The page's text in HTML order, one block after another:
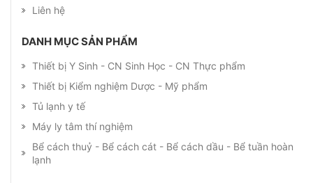
Liên hệ
DANH MỤC SẢN PHẨM
Thiết bị Y Sinh - CN Sinh Học - CN Thực phẩm
Thiết bị Kiểm nghiệm Dược - Mỹ phẩm
Tủ lạnh y tế
Máy ly tâm thí nghiệm
Bể cách thuỷ - Bể cách cát - Bể cách dầu - Bể tuần hoàn
lạnh